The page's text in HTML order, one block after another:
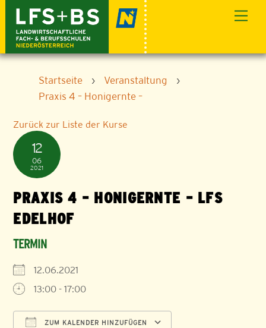
content
Startseite › Veranstaltung
›
Praxis 4 – Honigernte –
Zurück zur Liste der Kurse
12
06
2021
PRAXIS 4 – HONIGERNTE – LFS
EDELHOF
TERMIN
12.06.2021
13:00 - 17:00
ZUM KALENDER HINZUFÜGEN